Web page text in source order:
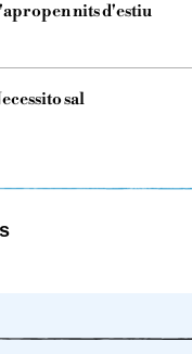
nits d'estiu
sal